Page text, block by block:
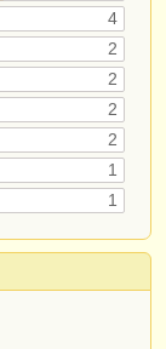
4
2
2
2
2
1
1